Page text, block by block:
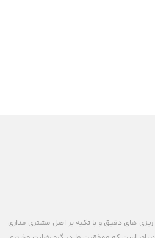
برنامه ریزی های دقیق و با تکیه بر اصل مشتری مداری